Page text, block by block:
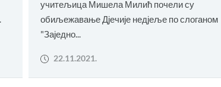
учитељица Мишела Милић почели су
обиљежавање Дјечије недјеље по слоганом
"Заједно...
22.11.2021.